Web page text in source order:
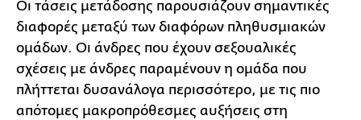
Οι τάσεις μετάδοσης παρουσιάζουν σημαντικές
διαφορές μεταξύ των διαφόρων πληθυσμιακών
ομάδων. Οι άνδρες που έχουν σεξουαλικές
σχέσεις με άνδρες παραμένουν η ομάδα που
πλήττεται δυσανάλογα περισσότερο, με τις πιο
απότομες μακροπρόθεσμες αυξήσεις στη